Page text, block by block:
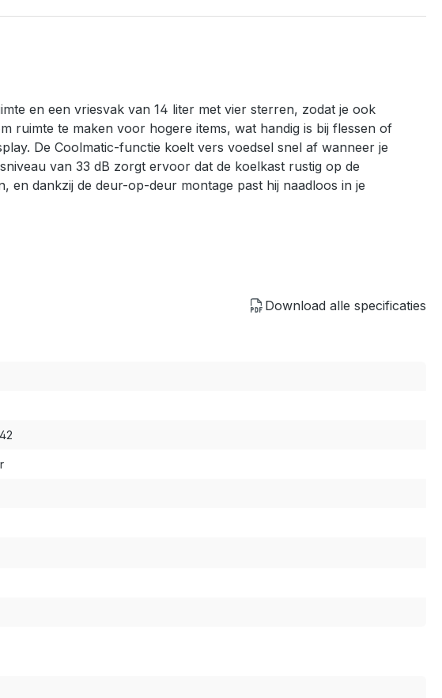
en een vriesvak van 14 liter met vier sterren, zodat je ook
ruimte te maken voor hogere items, wat handig is bij flessen of
De Coolmatic-functie koelt vers voedsel snel af wanneer je
van 33 dB zorgt ervoor dat de koelkast rustig op de
dankzij de deur-op-deur montage past hij naadloos in je
Download alle specificaties